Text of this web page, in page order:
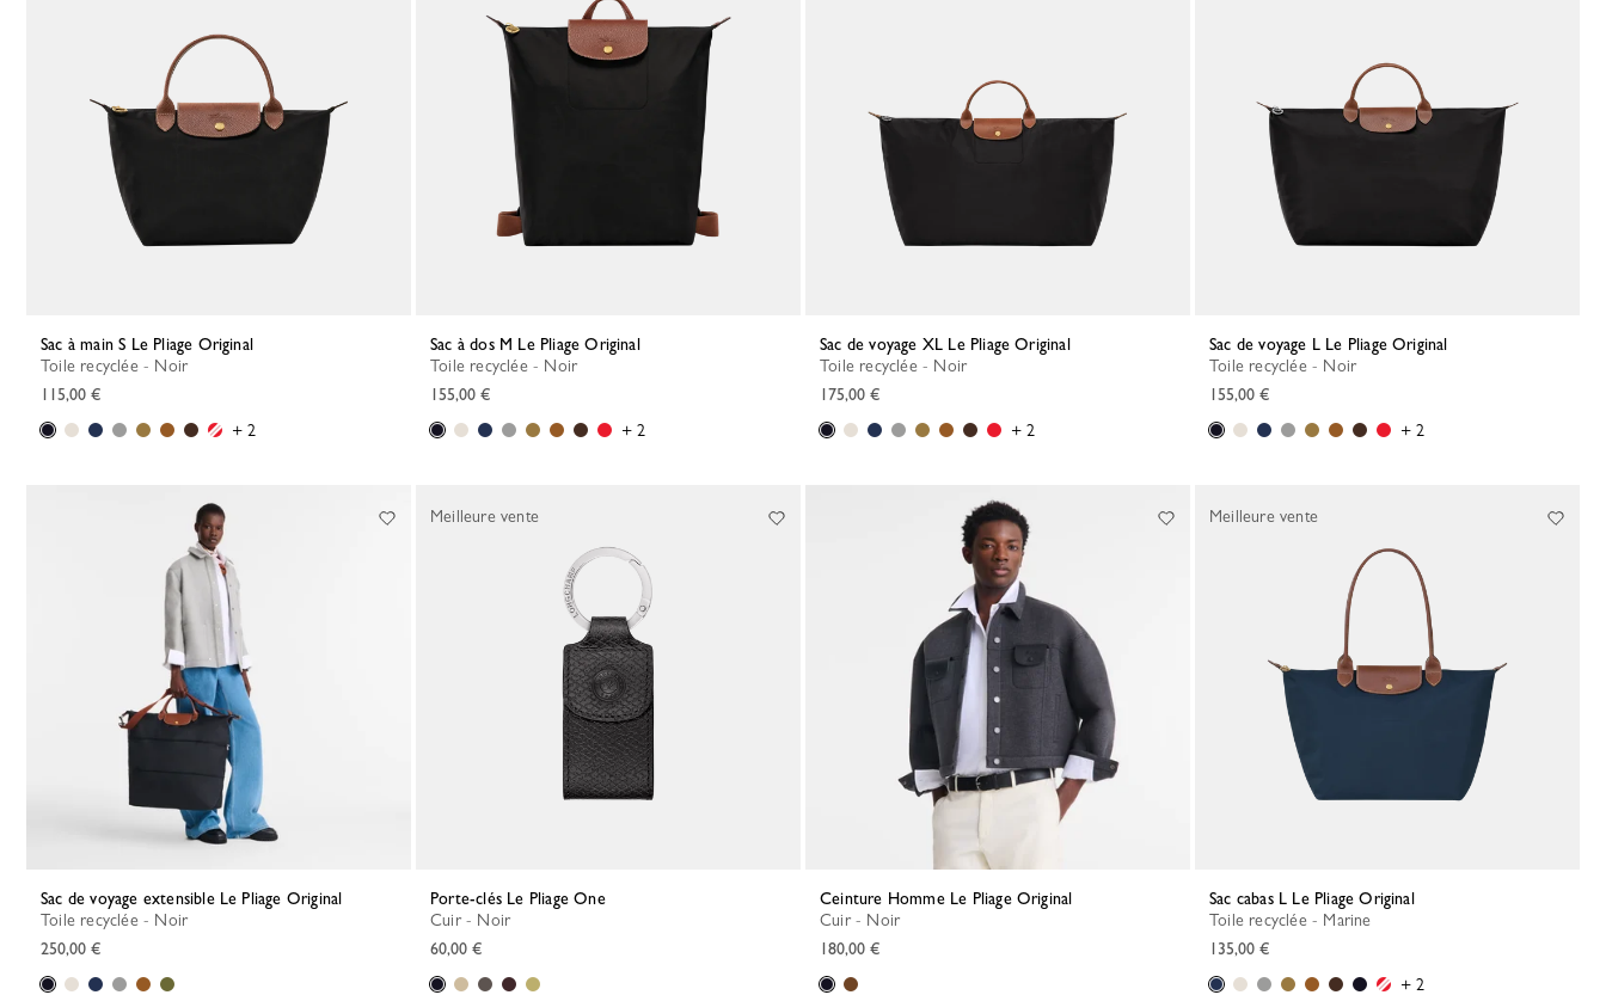
Sac à main S Le Pliage Original
Toile recyclée - Noir
115,00 €
+ 2
Sac à dos M Le Pliage Original
Toile recyclée - Noir
155,00 €
+ 2
Sac de voyage XL Le Pliage Original
Toile recyclée - Noir
175,00 €
+ 2
Sac de voyage L Le Pliage Original
Toile recyclée - Noir
155,00 €
+ 2
Sac de voyage extensible Le Pliage Original
Toile recyclée - Noir
250,00 €
Porte-clés Le Pliage One
Cuir - Noir
60,00 €
Meilleure vente
Ceinture Homme Le Pliage Original
Cuir - Noir
180,00 €
Sac cabas L Le Pliage Original
Toile recyclée - Marine
135,00 €
+ 2
Meilleure vente